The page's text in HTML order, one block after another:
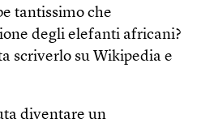
tantissimo che
degli elefanti africani?
scriverlo su Wikipedia e
diventare un